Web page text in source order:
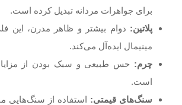
برای جواهرات مردانه تبدیل کرده است.
پلاتین: دوام بیشتر و ظاهر مدرن، این
مینیمال ایده‌آل می‌کند.
چرم: حس طبیعی و سبک بودن از
است.
سنگ‌های قیمتی: استفاده از سنگ‌هایی